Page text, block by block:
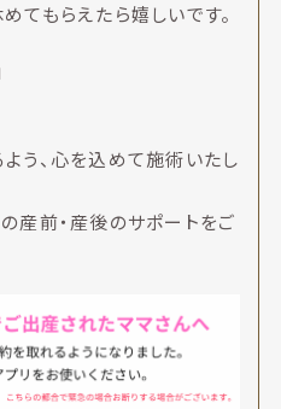
てもらえたら嬉しいです。
う、心を込めて施術いたし
産前・産後のサポートをご